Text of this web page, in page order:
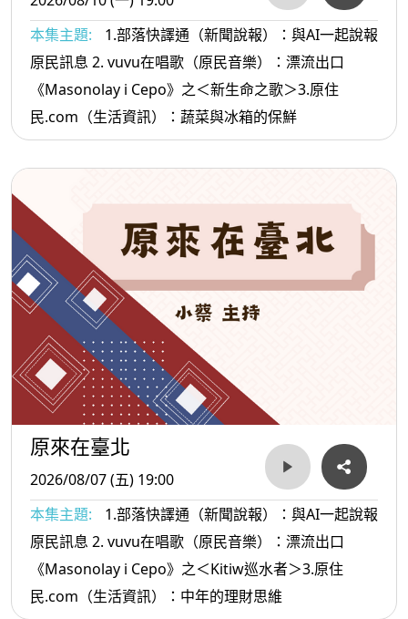
本集主題:
1.部落快譯通（新聞說報）：與AI一起說報
原民訊息 2. vuvu在唱歌（原民音樂）：漂流出口
《Masonolay i Cepo》之＜新生命之歌＞3.原住
民.com（生活資訊）：蔬菜與冰箱的保鮮
原來在臺北
2026/08/07 (五) 19:00
本集主題:
1.部落快譯通（新聞說報）：與AI一起說報
原民訊息 2. vuvu在唱歌（原民音樂）：漂流出口
《Masonolay i Cepo》之＜Kitiw巡水者＞3.原住
民.com（生活資訊）：中年的理財思維